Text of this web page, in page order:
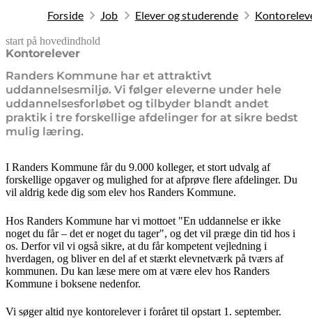
Forside Job Elever og studerende
start på hovedindhold
Kontorelever
Randers Kommune har et attraktivt
uddannelsesmiljø. Vi følger eleverne under hele
uddannelsesforløbet og tilbyder blandt andet
praktik i tre forskellige afdelinger for at sikre bedst
mulig læring.
senest opdateret 20. februar 2026
I Randers Kommune får du 9.000 kolleger, et stort udvalg af
forskellige opgaver og mulighed for at afprøve flere afdelinger. Du
vil aldrig kede dig som elev hos Randers Kommune.
Hos Randers Kommune har vi mottoet "En uddannelse er ikke
noget du får – det er noget du tager", og det vil præge din tid hos i
os. Derfor vil vi også sikre, at du får kompetent vejledning i
hverdagen, og bliver en del af et stærkt elevnetværk på tværs af
kommunen. Du kan læse mere om at være elev hos Randers
Kommune i boksene nedenfor.
Vi søger altid nye kontorelever i foråret til opstart 1. september.